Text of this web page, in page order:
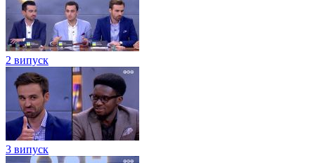
2 випуск
3 випуск